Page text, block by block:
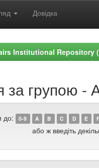
Довідка
Institutional Repository
за групою -
до: 0-9 A B C D E F
або ж введіть